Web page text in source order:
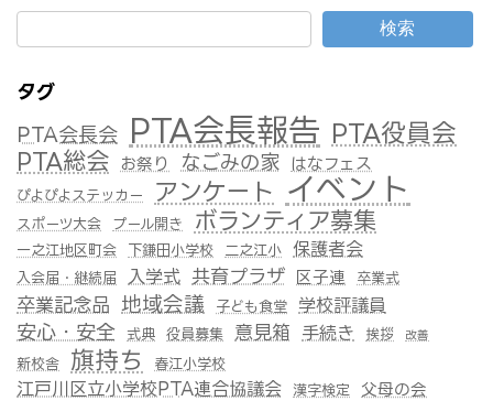
検索
タグ
PTA会長会
PTA会長報告 PTA役員会
PTA総会 お祭り なごみの家 はなフェス
ぴよぴよステッカー アンケート イベント
スポーツ大会 プール開き ボランティア募集
一之江地区町会 下鎌田小学校 二之江小 保護者会
入会届・継続届 入学式 共育プラザ 区子連 卒業式
卒業記念品 地域会議 子ども食堂 学校評議員
安心・安全 式典 役員募集 意見箱 手続き 挨拶 改善
新校舎 旗持ち 春江小学校
江戸川区立小学校PTA連合協議会 漢字検定 父母の会